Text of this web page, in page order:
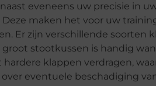
eveneens uw precisie in
Deze maken het voor uw
Er zijn verschillende soorten
groot stootkussen is handig
hardere klappen verdragen,
eventuele beschadiging